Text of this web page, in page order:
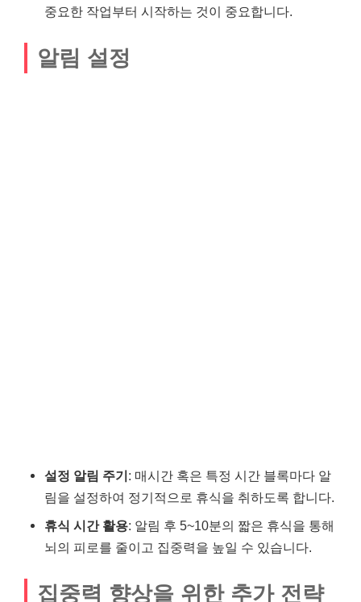
중요한 작업부터 시작하는 것이 중요합니다.
알림 설정
설정 알림 주기: 매시간 혹은 특정 시간 블록마다 알
림을 설정하여 정기적으로 휴식을 취하도록 합니다.
휴식 시간 활용: 알림 후 5~10분의 짧은 휴식을 통해
뇌의 피로를 줄이고 집중력을 높일 수 있습니다.
집중력 향상을 위한 추가 전략